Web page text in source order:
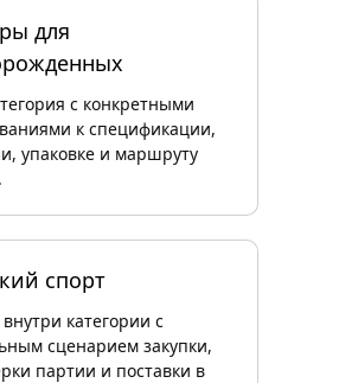
для
с конкретными
к спецификации,
упаковке и маршруту
спорт
категории с
сценарием закупки,
партии и поставки в